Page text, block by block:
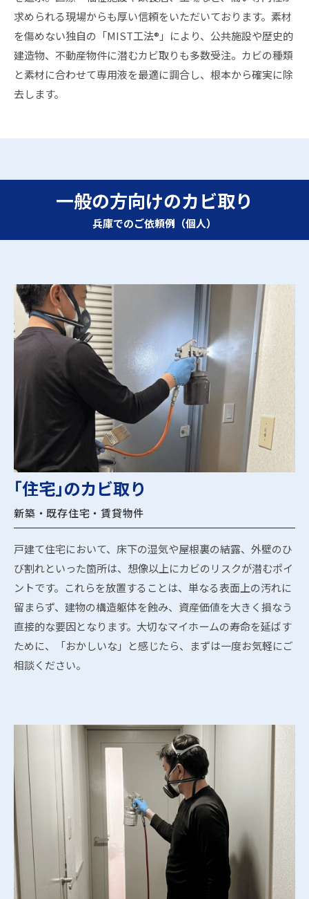
求められる現場からも厚い信頼をいただいております。素材
を傷めない独自の「MIST工法®」により、公共施設や歴史的
建造物、不動産物件に潜むカビ取りも多数受注。カビの種類
と素材に合わせて専用液を最適に調合し、根本から確実に除
去します。
一般の方向けのカビ取り
兵庫でのご依頼例（個人）
｢住宅｣のカビ取り
新築・既存住宅・賃貸物件
戸建て住宅において、床下の湿気や屋根裏の結露、外壁のひ
び割れといった箇所は、想像以上にカビのリスクが潜むポイ
ントです。これらを放置することは、単なる表面上の汚れに
留まらず、建物の構造躯体を蝕み、資産価値を大きく損なう
直接的な要因となります。大切なマイホームの寿命を延ばす
ために、「おかしいな」と感じたら、まずは一度お気軽にご
相談ください。